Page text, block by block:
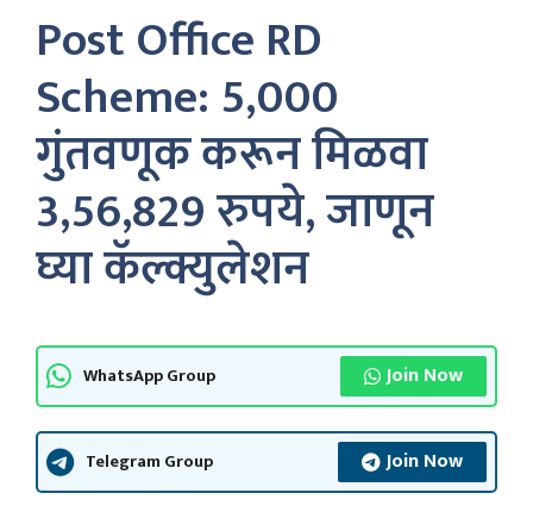
Post Office RD
Scheme: 5,000
गुंतवणूक करून मिळवा
3,56,829 रुपये, जाणून
घ्या कॅल्क्युलेशन
WhatsApp Group Join Now
Telegram Group Join Now